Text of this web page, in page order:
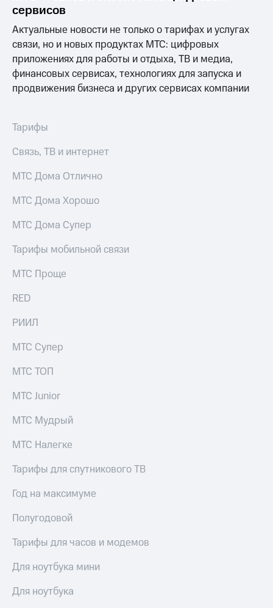
о технологиях
Достижения
Интервью
Пригласить
спикера
и акционерам
Корпоративное
управление
секретарь
информации
Собрания
акционеров
Личный
акционера
Акционерный
капитал
Контроль
аудит
акций
Описание
приобретения
выкупа
Дивиденды
облигаций
сервисов
Актуальные новости не только о тарифах и услугах
связи, но и новых продуктах МТС: цифровых
приложениях для работы и отдыха, ТВ и медиа,
финансовых сервисах, технологиях для запуска и
продвижения бизнеса и других сервисах компании
Тарифы
Связь, ТВ и интернет
МТС Дома Отлично
МТС Дома Хорошо
МТС Дома Супер
Тарифы мобильной связи
МТС Проще
RED
РИИЛ
МТС Супер
МТС ТОП
МТС Junior
МТС Мудрый
МТС Налегке
Тарифы для спутникового ТВ
Год на максимуме
Полугодовой
Тарифы для часов и модемов
Для ноутбука мини
Для ноутбука